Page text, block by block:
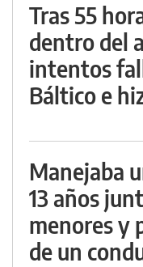
Tras 55
dentro del
intentos
Báltico e
Manejaba
13 años
menores y
de un